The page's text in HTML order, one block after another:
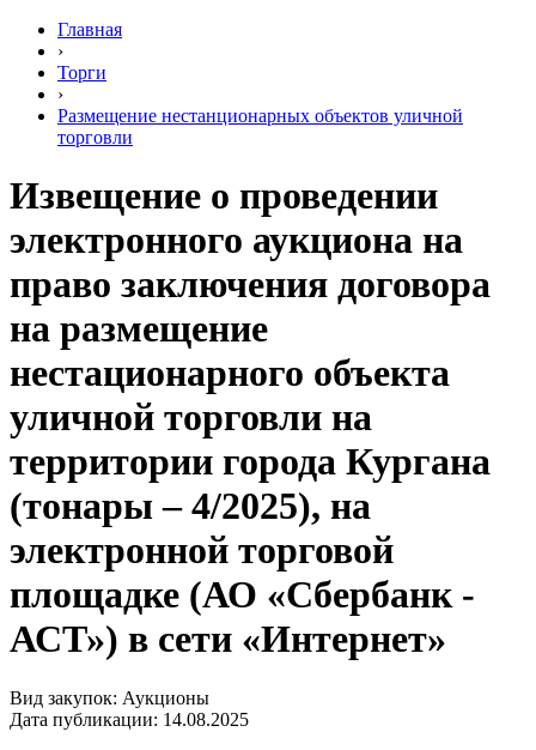
Главная
›
Торги
›
Размещение нестанционарных объектов уличной
торговли
Извещение о проведении
электронного аукциона на
право заключения договора
на размещение
нестационарного объекта
уличной торговли на
территории города Кургана
(тонары – 4/2025), на
электронной торговой
площадке (АО «Сбербанк -
АСТ») в сети «Интернет»
Вид закупок: Аукционы
Дата публикации: 14.08.2025